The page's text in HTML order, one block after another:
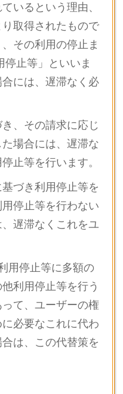
いるという理由、
取得されたもので
その利用の停止ま
停止等」といいま
には、遅滞なく必
、その請求に応じ
場合には、遅滞な
止等を行います。
づき利用停止等を
停止等を行わない
遅滞なくこれをユ
用停止等に多額の
利用停止等を行う
て、ユーザーの権
必要なこれに代わ
は、この代替策を